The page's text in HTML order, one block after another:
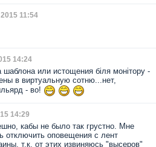
11:54
14:24
шаблона или истощения бiля монiтору -
в виртуальную сотню...нет,
- во!
14:29
кабы не было так грустно. Мне
отключить оповещения с лент
т.к. от этих извиняюсь "высеров"